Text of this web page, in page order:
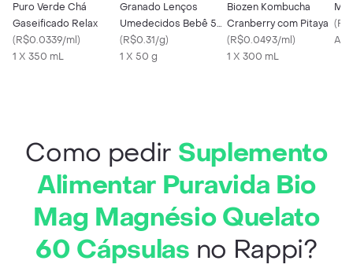
Puro Verde Chá
Gaseificado Relax
(R$0.0339/ml)
1 X 350 mL
Granado Lenços
Umedecidos Bebê 50
Unidades
(R$0.31/g)
1 X 50 g
Biozen Kombucha
Cranberry com Pitaya
(R$0.0493/ml)
1 X 300 mL
(
Como pedir Suplemento
Alimentar Puravida Bio
Mag Magnésio Quelato
60 Cápsulas no Rappi?